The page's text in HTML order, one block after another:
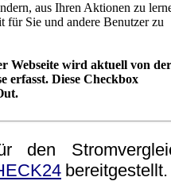
den
bereitgestellt.